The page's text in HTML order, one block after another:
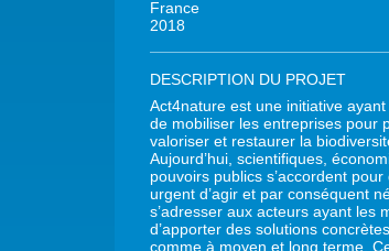
France
2018
DESCRIPTION DU PROJET
Act4nature est une initiative
de mobiliser les entreprises pour
valoriser et restaurer la
Aujourd’hui, scientifiques,
pouvoirs publics s’accordent pour
urgent d’agir et par conséquent
s’adresser aux acteurs ayant les
d’apporter des solutions
comme à moyen et long terme.